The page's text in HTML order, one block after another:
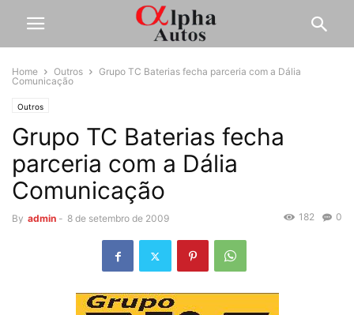
Home Outros
Grupo TC Baterias fecha parceria com a Dália
Comunicação
Outros
Grupo TC Baterias fecha
parceria com a Dália
Comunicação
By admin - 8 de setembro de 2009 0
182